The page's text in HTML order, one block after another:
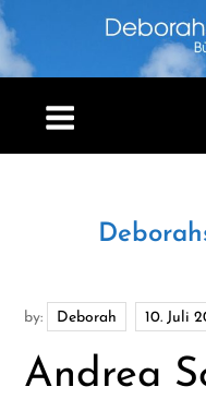
Skip
to
content
by: Deborah
Andrea